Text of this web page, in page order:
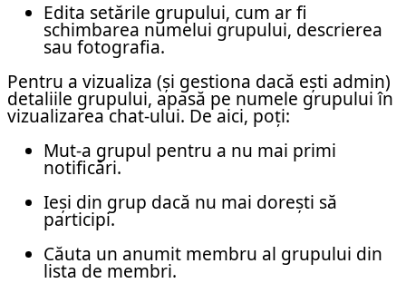
Edita setările grupului, cum ar fi
schimbarea numelui grupului, descrierea
sau fotografia.
Pentru a vizualiza (și gestiona dacă ești admin)
detaliile grupului, apasă pe numele grupului în
vizualizarea chat-ului. De aici, poți:
Mut-a grupul pentru a nu mai primi
notificări.
Ieși din grup dacă nu mai dorești să
participi.
Căuta un anumit membru al grupului din
lista de membri.